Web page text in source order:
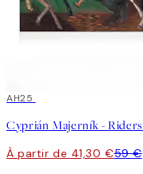
30%*
AH25
À partir de 41,30 €59 €